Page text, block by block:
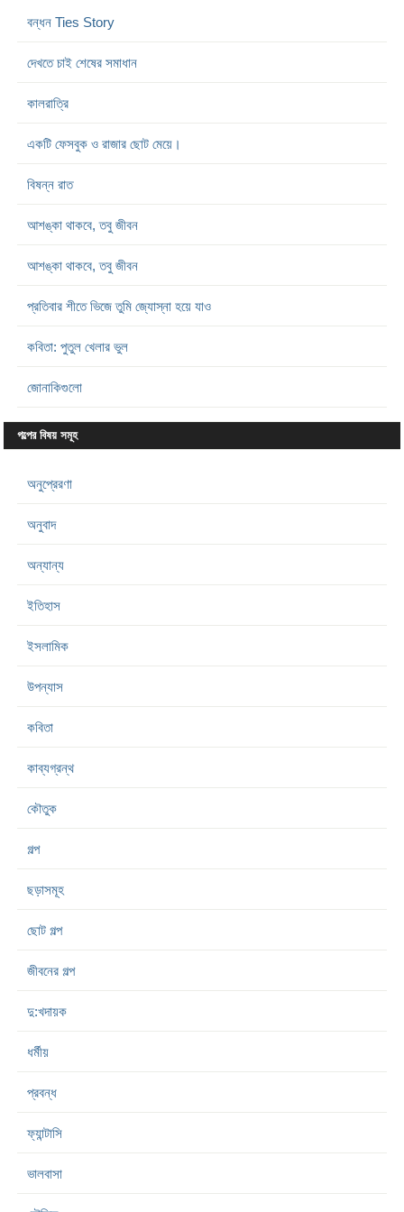
বন্ধন Ties Story
দেখতে চাই শেষের সমাধান
কালরাত্রি
একটি ফেসবুক ও রাজার ছোট মেয়ে।
বিষন্ন রাত
আশঙ্কা থাকবে, তবু জীবন
আশঙ্কা থাকবে, তবু জীবন
প্রতিবার শীতে ভিজে তুমি জ্যোস্না হয়ে যাও
কবিতা: পুতুল খেলার ভুল
জোনাকিগুলো
গল্পের বিষয় সমূহ
অনুপ্রেরণা
অনুবাদ
অন্যান্য
ইতিহাস
ইসলামিক
উপন্যাস
কবিতা
কাব্যগ্রন্থ
কৌতুক
গল্প
ছড়াসমূহ
ছোট গল্প
জীবনের গল্প
দু:খদায়ক
ধর্মীয়
প্রবন্ধ
ফ্যান্টাসি
ভালবাসা